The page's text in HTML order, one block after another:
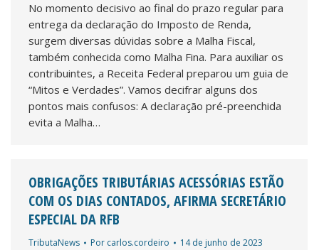
No momento decisivo ao final do prazo regular para
entrega da declaração do Imposto de Renda,
surgem diversas dúvidas sobre a Malha Fiscal,
também conhecida como Malha Fina. Para auxiliar os
contribuintes, a Receita Federal preparou um guia de
“Mitos e Verdades”. Vamos decifrar alguns dos
pontos mais confusos: A declaração pré-preenchida
evita a Malha…
OBRIGAÇÕES TRIBUTÁRIAS ACESSÓRIAS ESTÃO
COM OS DIAS CONTADOS, AFIRMA SECRETÁRIO
ESPECIAL DA RFB
TributaNews Por carlos.cordeiro 14 de junho de 2023